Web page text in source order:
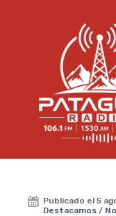
Publicado el 5
Destacamos /